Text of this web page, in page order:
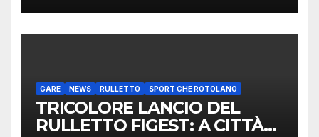
PROTAGONISTA AL
CONVEGNO TAFISA A
GARE NEWS RULLETTO SPORT CHE ROTOLANO
TRICOLORE LANCIO DEL
RULLETTO FIGEST: A CITTÀ